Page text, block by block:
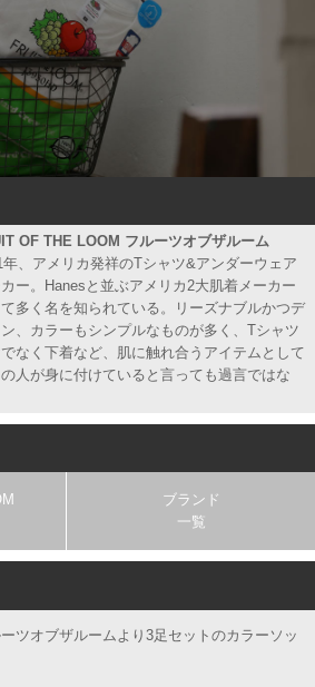
OF THE LOOM フルーツオブザルーム
年、アメリカ発祥のTシャツ&アンダーウェア
カー。Hanesと並ぶアメリカ2大肌着メーカー
て多く名を知られている。リーズナブルかつデ
、カラーもシンプルなものが多く、Tシャツ
なく下着など、肌に触れ合うアイテムとして
人が身に付けていると言っても過言ではな
ブランド
一覧
ツオブザルームより3足セットのカラーソッ